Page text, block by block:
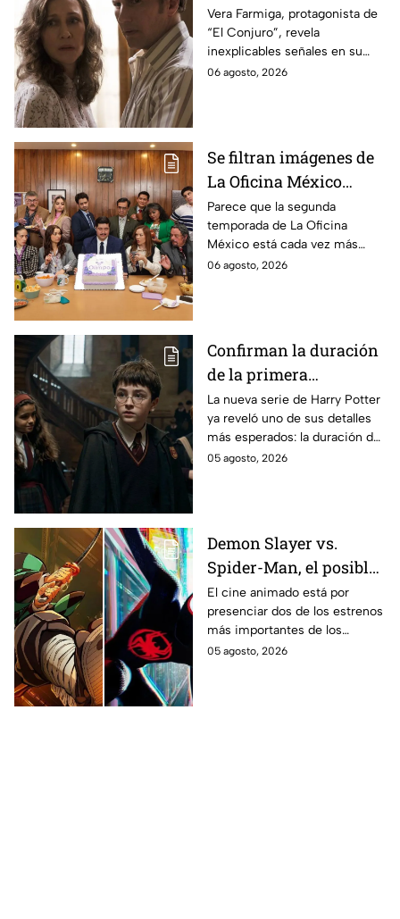
revela INQUIETANTES
señales en su cuerpo
durante la grabación de
la película
Vera Farmiga, protagonista de
“El Conjuro”, revela
inexplicables señales en su
cuerpo durante el rodaje de la
06 agosto, 2026
Se filtran imágenes de
La Oficina México
temporada 2 y un
detalle desata teorías
entre los fans
Parece que la segunda
temporada de La Oficina
México está cada vez más
cerca, pues el elenco ya se
06 agosto, 2026
Confirman la duración
de la primera
temporada de Harry
Potter y emocionará a
los fans de los libros
La nueva serie de Harry Potter
ya reveló uno de sus detalles
más esperados: la duración de
la primera temporada basada
05 agosto, 2026
Demon Slayer vs.
Spider-Man, el posible
gran enfrentamiento
en taquilla del 2027
El cine animado está por
presenciar dos de los estrenos
más importantes de los
últimos años.
05 agosto, 2026